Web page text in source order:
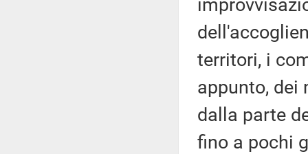
territori, i
appunto,
dalla parte
fino a pochi